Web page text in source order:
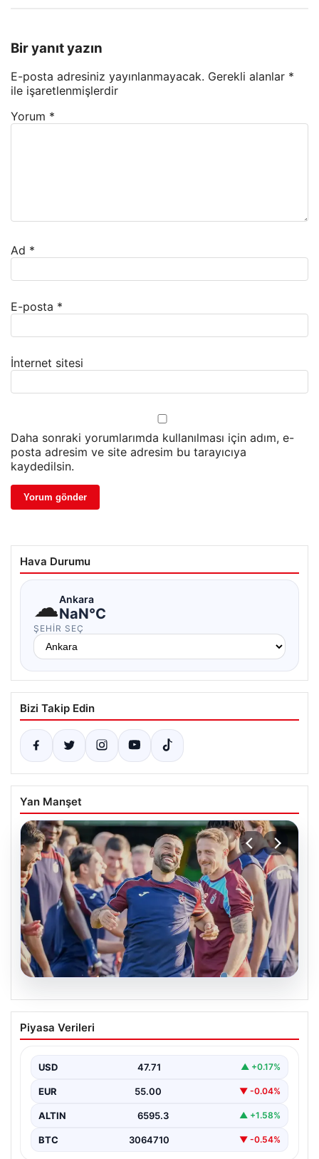
Bir yanıt yazın
E-posta adresiniz yayınlanmayacak. Gerekli alanlar *
ile işaretlenmişlerdir
Yorum *
Ad *
E-posta *
İnternet sitesi
Daha sonraki yorumlarımda kullanılması için adım, e-
posta adresim ve site adresim bu tarayıcıya
kaydedilsin.
Hava Durumu
☁Ankara
NaN°C
ŞEHIR SEÇ
Bizi Takip Edin
Yan Manşet
Trabzonspor’da Mohamed Salah ilk kez
topbaşı yaptı!
Çalışmasına Katıldı”, “content”: “ Trabzonspor, yeni…
Piyasa Verileri
USD 47.71 ▲ +0.17%
EUR 55.00 ▼ -0.04%
ALTIN 6595.3 ▲ +1.58%
BTC 3064710 ▼ -0.54%